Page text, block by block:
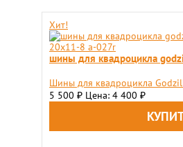
Хит!
шины для квадроцикла
Шины для квадроцикла
5 500 ₽ Цена: 4 400 ₽